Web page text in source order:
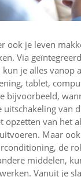
ook je leven
Via
je alles vanop
tablet,
bijvoorbeeld,
uitschakeling van
opzetten van het
Maar
de
middelen,
Vanuit je